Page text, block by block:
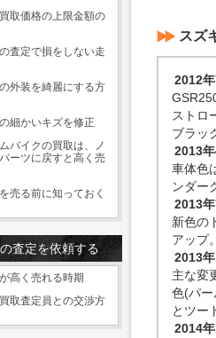
スズ
2012
ストロ
ブラッ
2013
車体色
ンダー
2013
新色の
アップ。
2013
主な変
色(パ
とツー
2014
取価格の上限金額の
査定で損をしない走
外装を綺麗にする方
細かいキズを修正
バイクの買取は、ノ
ーツに戻すと高く売
売る前に知っておく
査定を依頼する
高く売れる時期
取査定員との交渉方